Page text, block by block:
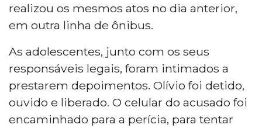
realizou os mesmos atos no dia anterior,
em outra linha de ônibus.
As adolescentes, junto com os seus
responsáveis legais, foram intimados a
prestarem depoimentos. Olívio foi detido,
ouvido e liberado. O celular do acusado foi
encaminhado para a perícia, para tentar